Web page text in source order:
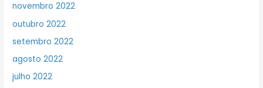
novembro 2022
outubro 2022
setembro 2022
agosto 2022
julho 2022